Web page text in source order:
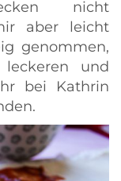
nicht
aber leicht
genommen,
und
bei Kathrin